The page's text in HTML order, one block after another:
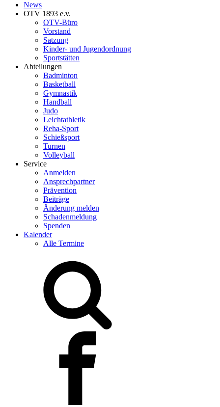
News
OTV 1893 e.v.
OTV-Büro
Vorstand
Satzung
Kinder- und Jugendordnung
Sportstätten
Abteilungen
Badminton
Basketball
Gymnastik
Handball
Judo
Leichtathletik
Reha-Sport
Schießsport
Turnen
Volleyball
Service
Anmelden
Ansprechpartner
Prävention
Beiträge
Änderung melden
Schadenmeldung
Spenden
Kalender
Alle Termine